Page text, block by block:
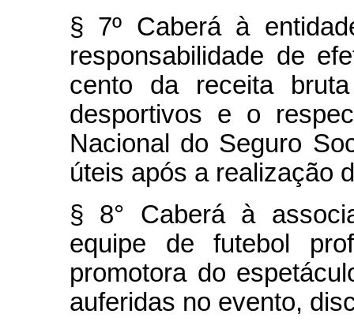
§ 7º Caberá à
responsabilidade de
cento da receita
desportivos e o
Nacional do Seguro
úteis após a realização
§ 8° Caberá à
equipe de futebol
promotora do
auferidas no evento,